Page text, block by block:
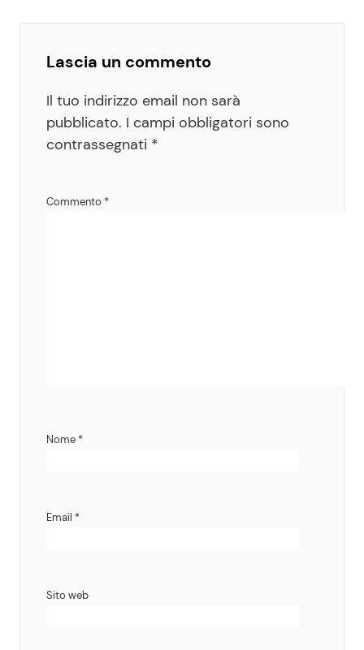
Lascia un commento
Il tuo indirizzo email non sarà
pubblicato. I campi obbligatori sono
contrassegnati *
Commento *
Nome *
Email *
Sito web